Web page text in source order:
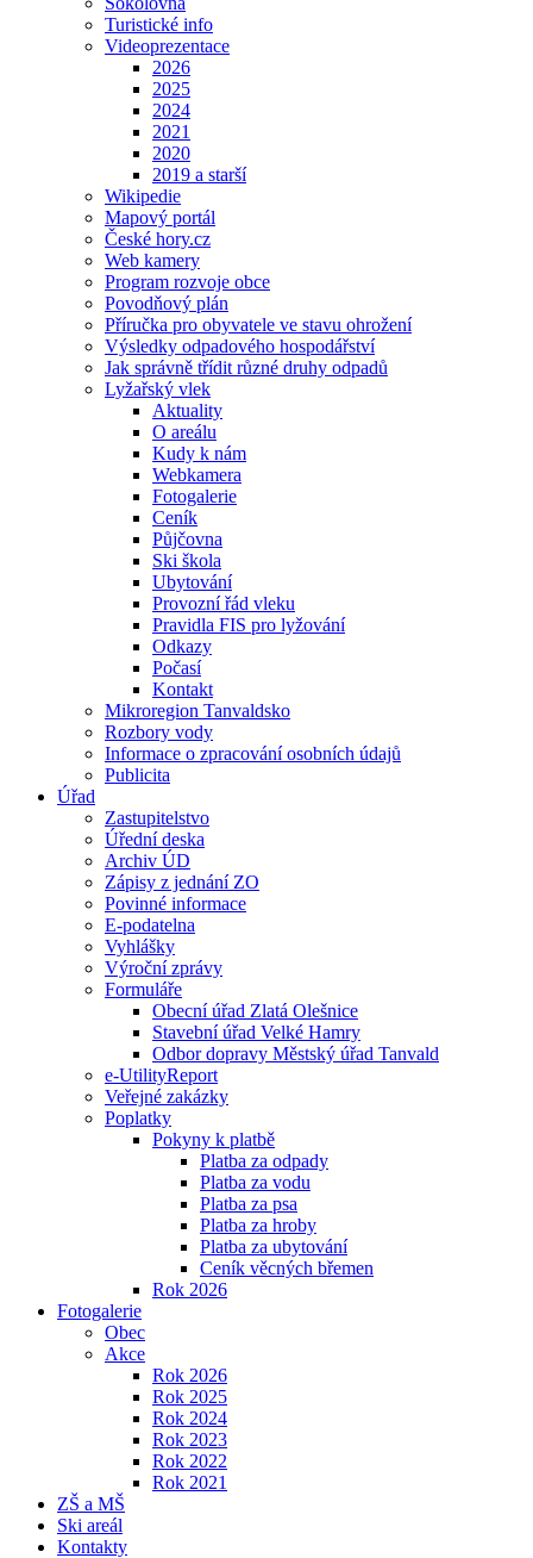
Turistické info
Videoprezentace
2026
2025
2024
2021
2020
2019 a starší
Wikipedie
Mapový portál
České hory.cz
Web kamery
Program rozvoje obce
Povodňový plán
Příručka pro obyvatele ve stavu ohrožení
Výsledky odpadového hospodářství
Jak správně třídit různé druhy odpadů
Lyžařský vlek
Aktuality
O areálu
Kudy k nám
Webkamera
Fotogalerie
Ceník
Půjčovna
Ski škola
Ubytování
Provozní řád vleku
Pravidla FIS pro lyžování
Odkazy
Počasí
Kontakt
Mikroregion Tanvaldsko
Rozbory vody
Informace o zpracování osobních údajů
Publicita
Úřad
Zastupitelstvo
Úřední deska
Archiv ÚD
Zápisy z jednání ZO
Povinné informace
E-podatelna
Vyhlášky
Výroční zprávy
Formuláře
Obecní úřad Zlatá Olešnice
Stavební úřad Velké Hamry
Odbor dopravy Městský úřad Tanvald
e-UtilityReport
Veřejné zakázky
Poplatky
Pokyny k platbě
Platba za odpady
Platba za vodu
Platba za psa
Platba za hroby
Platba za ubytování
Ceník věcných břemen
Rok 2026
Fotogalerie
Obec
Akce
Rok 2026
Rok 2025
Rok 2024
Rok 2023
Rok 2022
Rok 2021
ZŠ a MŠ
Ski areál
Kontakty